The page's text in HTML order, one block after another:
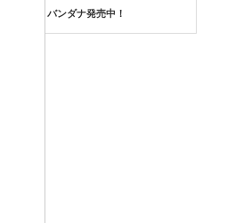
バンダナ発売中！